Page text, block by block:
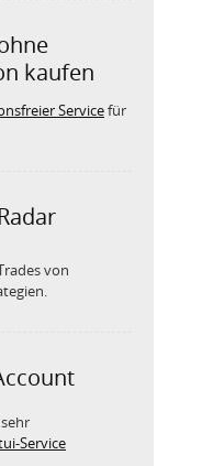
kaufen
Servicefür
von
Service